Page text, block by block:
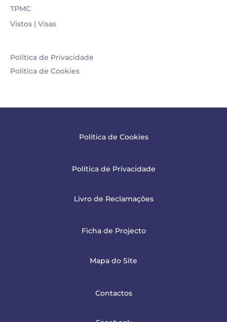
TPMC
Vistos | Visas
Política de Privacidade
Política de Cookies
Política de Cookies
Política de Privacidade
Livro de Reclamações
Ficha de Projecto
Mapa do Site
Contactos